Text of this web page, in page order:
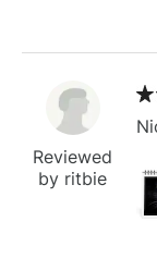
Reviewed
by ritbie